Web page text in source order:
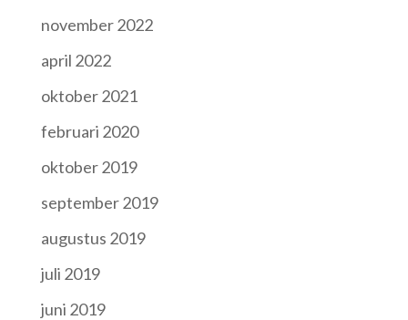
november 2022
april 2022
oktober 2021
februari 2020
oktober 2019
september 2019
augustus 2019
juli 2019
juni 2019